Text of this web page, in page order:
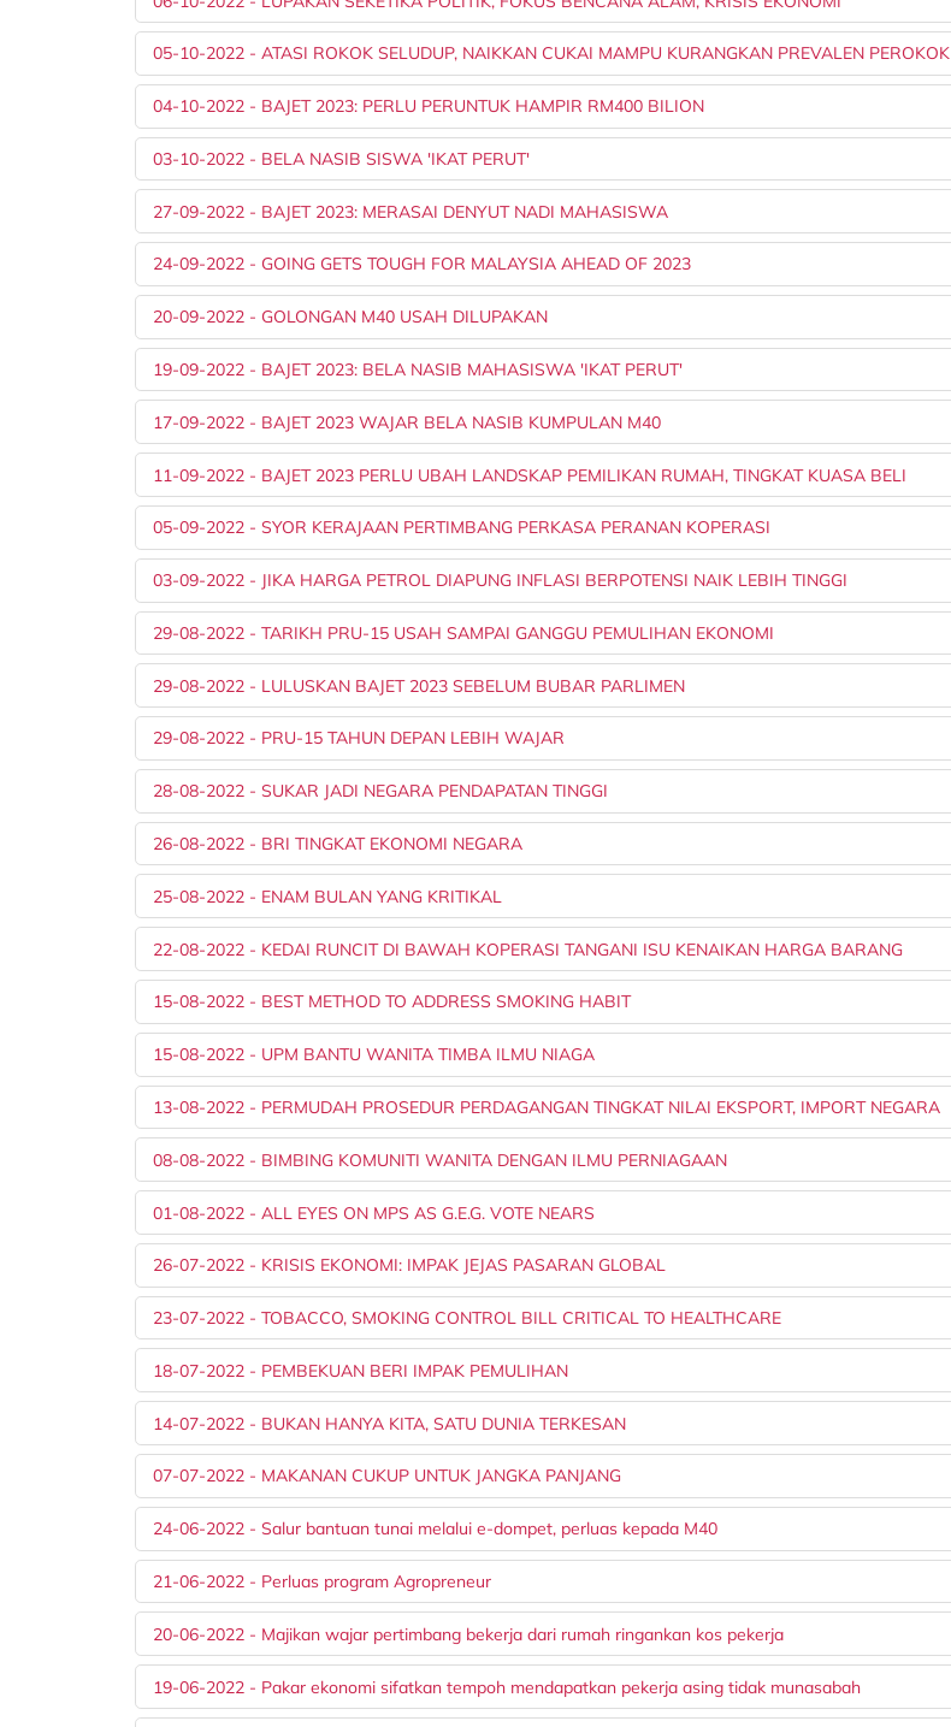
05-10-2022 - ATASI ROKOK SELUDUP, NAIKKAN CUKAI MAMPU KURANGKAN PREVALEN PEROKOK
04-10-2022 - BAJET 2023: PERLU PERUNTUK HAMPIR RM400 BILION
03-10-2022 - BELA NASIB SISWA 'IKAT PERUT'
27-09-2022 - BAJET 2023: MERASAI DENYUT NADI MAHASISWA
24-09-2022 - GOING GETS TOUGH FOR MALAYSIA AHEAD OF 2023
20-09-2022 - GOLONGAN M40 USAH DILUPAKAN
19-09-2022 - BAJET 2023: BELA NASIB MAHASISWA 'IKAT PERUT'
17-09-2022 - BAJET 2023 WAJAR BELA NASIB KUMPULAN M40
11-09-2022 - BAJET 2023 PERLU UBAH LANDSKAP PEMILIKAN RUMAH, TINGKAT KUASA BELI
05-09-2022 - SYOR KERAJAAN PERTIMBANG PERKASA PERANAN KOPERASI
03-09-2022 - JIKA HARGA PETROL DIAPUNG INFLASI BERPOTENSI NAIK LEBIH TINGGI
29-08-2022 - TARIKH PRU-15 USAH SAMPAI GANGGU PEMULIHAN EKONOMI
29-08-2022 - LULUSKAN BAJET 2023 SEBELUM BUBAR PARLIMEN
29-08-2022 - PRU-15 TAHUN DEPAN LEBIH WAJAR
28-08-2022 - SUKAR JADI NEGARA PENDAPATAN TINGGI
26-08-2022 - BRI TINGKAT EKONOMI NEGARA
25-08-2022 - ENAM BULAN YANG KRITIKAL
22-08-2022 - KEDAI RUNCIT DI BAWAH KOPERASI TANGANI ISU KENAIKAN HARGA BARANG
15-08-2022 - BEST METHOD TO ADDRESS SMOKING HABIT
15-08-2022 - UPM BANTU WANITA TIMBA ILMU NIAGA
13-08-2022 - PERMUDAH PROSEDUR PERDAGANGAN TINGKAT NILAI EKSPORT, IMPORT NEGARA
08-08-2022 - BIMBING KOMUNITI WANITA DENGAN ILMU PERNIAGAAN
01-08-2022 - ALL EYES ON MPS AS G.E.G. VOTE NEARS
26-07-2022 - KRISIS EKONOMI: IMPAK JEJAS PASARAN GLOBAL
23-07-2022 - TOBACCO, SMOKING CONTROL BILL CRITICAL TO HEALTHCARE
18-07-2022 - PEMBEKUAN BERI IMPAK PEMULIHAN
14-07-2022 - BUKAN HANYA KITA, SATU DUNIA TERKESAN
07-07-2022 - MAKANAN CUKUP UNTUK JANGKA PANJANG
24-06-2022 - Salur bantuan tunai melalui e-dompet, perluas kepada M40
21-06-2022 - Perluas program Agropreneur
20-06-2022 - Majikan wajar pertimbang bekerja dari rumah ringankan kos pekerja
19-06-2022 - Pakar ekonomi sifatkan tempoh mendapatkan pekerja asing tidak munasabah